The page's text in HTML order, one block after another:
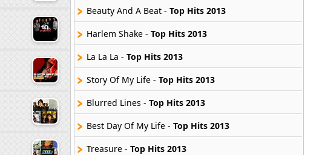
Beauty And A Beat - Top Hits 2013
Harlem Shake - Top Hits 2013
La La La - Top Hits 2013
Story Of My Life - Top Hits 2013
Blurred Lines - Top Hits 2013
Best Day Of My Life - Top Hits 2013
Treasure - Top Hits 2013